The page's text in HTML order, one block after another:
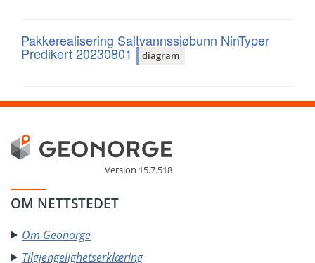
Pakkerealisering Saltvannssjøbunn NinTyper
Predikert 20230801 diagram